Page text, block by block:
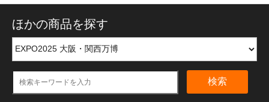
ほかの商品を探す
検索